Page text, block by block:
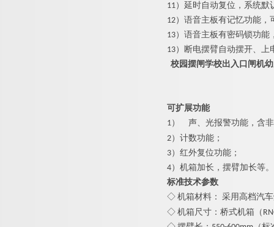
11）延时自动复位，系统默
12）语音主板有记忆功能，
13）语音主板有密码锁功
13）断电摆臂自动摆开、
校园摆闸学校出入口闸机
可扩展功能
1）
声、光报警功能，含
2）计数功能；
3）红外复位功能；
4）机箱加长，摆臂加长等。
标准技术参数
◇ 机箱材料： 采用高档汽
◇ 机箱尺寸：桥式机箱（